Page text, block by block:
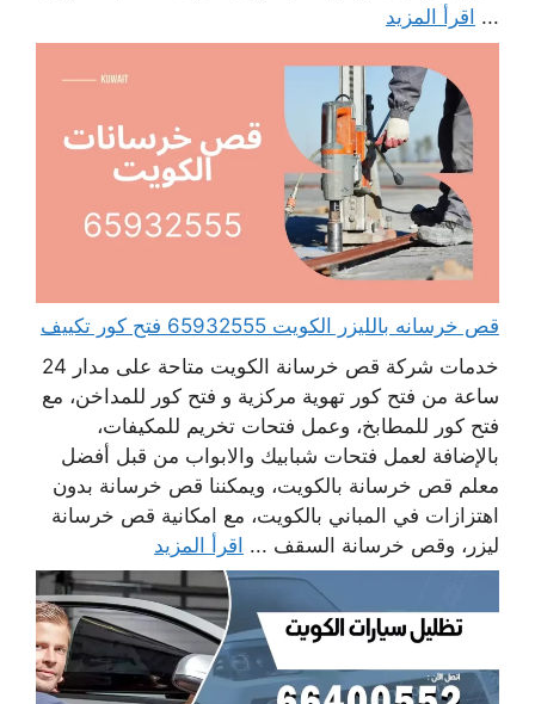
... اقرأ المزيد
قص خرسانه بالليزر الكويت 65932555 فتح كور تكييف
خدمات شركة قص خرسانة الكويت متاحة على مدار 24
ساعة من فتح كور تهوية مركزية و فتح كور للمداخن، مع
فتح كور للمطابخ، وعمل فتحات تخريم للمكيفات،
بالإضافة لعمل فتحات شبابيك والابواب من قبل أفضل
معلم قص خرسانة بالكويت، ويمكننا قص خرسانة بدون
اهتزازات في المباني بالكويت، مع امكانية قص خرسانة
ليزر، وقص خرسانة السقف ... اقرأ المزيد